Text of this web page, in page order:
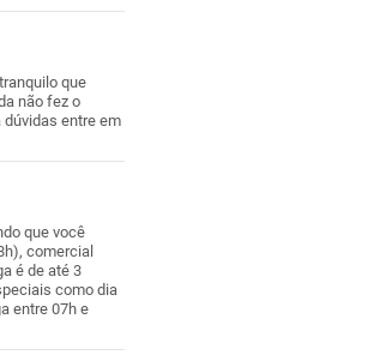
que
não fez o
dúvidas entre em
que você
comercial
é de até 3
como dia
entre 07h e